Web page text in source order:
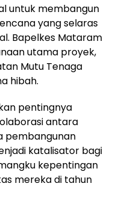
untuk membangun
yang selaras
Bapelkes Mataram
utama proyek,
Mutu Tenaga
hibah.
pentingnya
antara
pembangunan
katalisator bagi
kepentingan
mereka di tahun